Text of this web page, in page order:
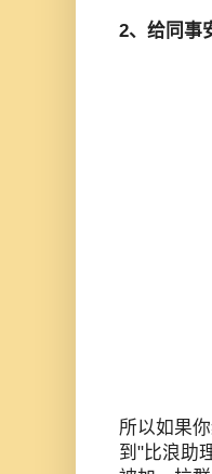
2、给同事
所以如果
到"比浪助